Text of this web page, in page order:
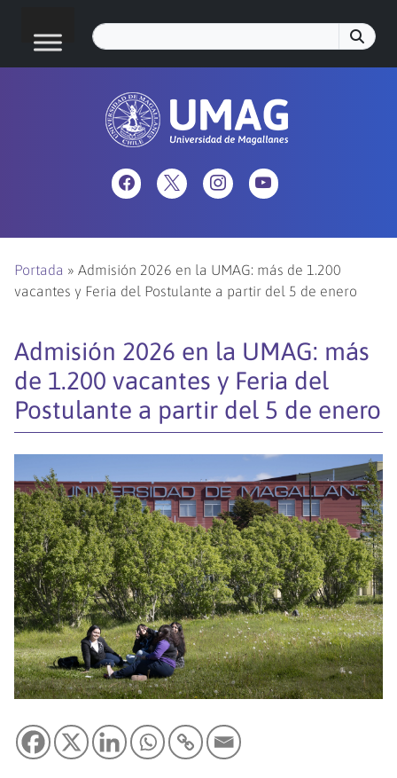
Portada » Admisión 2026 en la UMAG: más de 1.200
vacantes y Feria del Postulante a partir del 5 de enero
Admisión 2026 en la UMAG: más
de 1.200 vacantes y Feria del
Postulante a partir del 5 de enero